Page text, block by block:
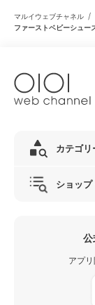
マルイウェブチャネル /
ファーストベビーシュー
カテゴ
ショッ
公
アプ